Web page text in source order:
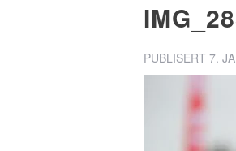
PUBLISERT 7.